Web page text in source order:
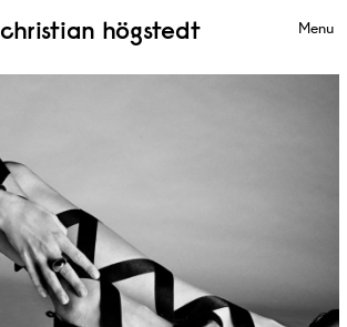
Menu
christian högstedt